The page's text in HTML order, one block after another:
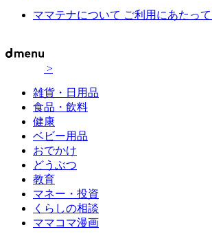
ママテナについて ご利用にあたって
>
雑貨・日用品
食品・飲料
健康
ベビー用品
おでかけ
どうぶつ
教育
マネー・投資
くらしの相談
ママコマ漫画